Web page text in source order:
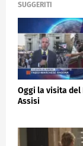
SUGGERITI
Oggi la visita del
Assisi